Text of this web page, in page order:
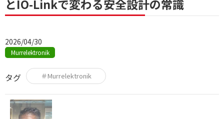
とIO-Linkで変わる安全設計の常識
2026/04/30
Murrelektronik
タグ ＃Murrelektronik